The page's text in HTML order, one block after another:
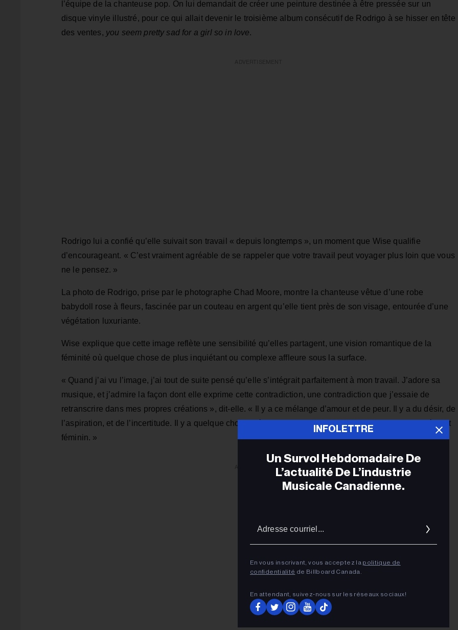
l’équipe de la chanteuse pop. On lui demandait de créer une peinture destinée à être pressée sur un
disque vinyle illustré, pour ce qui allait devenir le troisième album consécutif de Rodrigo à se hisser en tête
des ventes, you seem pretty sad for a girl so in love.
Rodrigo lui a confié qu’elle suivait son travail « depuis longtemps », un moment que Wise qualifie
d’encourageant. « C’est vraiment agréable de se rappeler que votre travail peut voyager plus loin que vous
ne le pensez. »
La photo de Rodrigo, prise par le photographe Chad Moore, montre la chanteuse vêtue d’une robe
babydoll rose à fleurs, fascinée par un couteau en argent qu’elle tient près de son visage, entourée d’une
végétation luxuriante.
Wise explique que cette image reflète une sensibilité qu’elles partagent, une vision romantique de la
féminité où quelque chose de plus inquiétant ou complexe affleure sous la surface.
« Quand j’ai vu l’image, j’ai tout de suite pensé qu’elle s’intégrait parfaitement à mon travail. J’adore sa
musique, et j’admire la façon dont elle exprime cette contradiction, une contradiction que j’essaie de
retranscrire dans mes propres créations », dit‑elle. « Il y a ce mélange d’amour et de peur. Il y a du désir, de
l’aspiration, et de l’incertitude. Il y a quelque chose d’étrange, mais aussi quelque chose de profondément
féminin. »
ADVERTISEMENT
INFOLETTRE
Un Survol Hebdomadaire De
L’actualité De L’industrie
Musicale Canadienne.
En vous inscrivant, vous acceptez la politique de
confidentialité de Billboard Canada.
En attendant, suivez‑nous sur les réseaux sociaux!